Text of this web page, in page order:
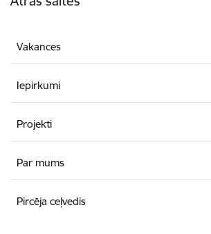
Vakances
Iepirkumi
Projekti
Par mums
Pircēja ceļvedis